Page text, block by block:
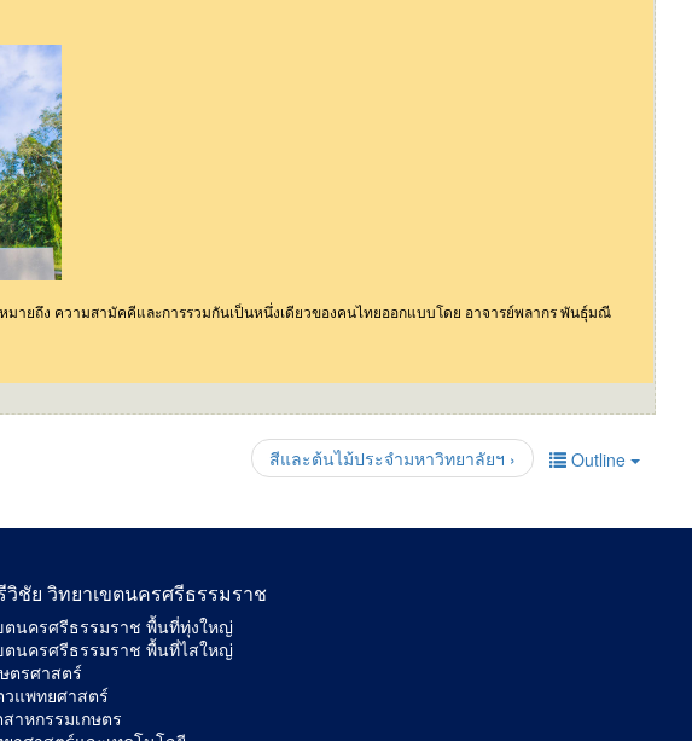
ยถึง ความสามัคคีและการรวมกันเป็นหนึ่งเดียวของคนไทยออกแบบโดย อาจารย์พลากร พันธุ์มณี
Outline
สีและต้นไม้ประจำมหาวิทยาลัยฯ ›
วิชัย วิทยาเขตนครศรีธรรมราช
ตนครศรีธรรมราช พื้นที่ทุ่งใหญ่
ตนครศรีธรรมราช พื้นที่ไสใหญ่
ตรศาสตร์
แพทยศาสตร์
าหกรรมเกษตร